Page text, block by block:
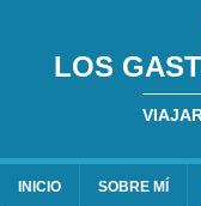
LOS
INICIO SOBRE MÍ